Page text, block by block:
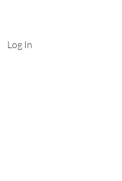
Log In